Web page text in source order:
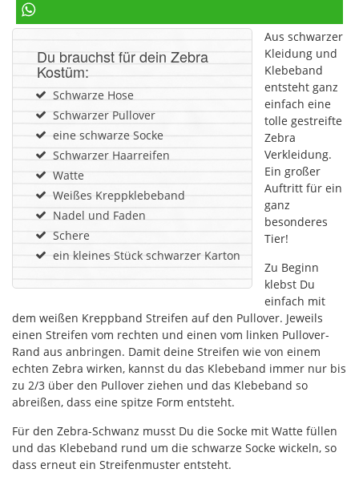
teilen
Du brauchst für dein Zebra
Kostüm:
Schwarze Hose
Schwarzer Pullover
eine schwarze Socke
Schwarzer Haarreifen
Watte
Weißes Kreppklebeband
Nadel und Faden
Schere
ein kleines Stück schwarzer Karton
Aus schwarzer
Kleidung und
Klebeband
entsteht ganz
einfach eine
tolle gestreifte
Zebra
Verkleidung.
Ein großer
Auftritt für ein
ganz
besonderes
Tier!
Zu Beginn
klebst Du
einfach mit
dem weißen Kreppband Streifen auf den Pullover. Jeweils
einen Streifen vom rechten und einen vom linken Pullover-
Rand aus anbringen. Damit deine Streifen wie von einem
echten Zebra wirken, kannst du das Klebeband immer nur bis
zu 2/3 über den Pullover ziehen und das Klebeband so
abreißen, dass eine spitze Form entsteht.
Für den Zebra-Schwanz musst Du die Socke mit Watte füllen
und das Klebeband rund um die schwarze Socke wickeln, so
dass erneut ein Streifenmuster entsteht.